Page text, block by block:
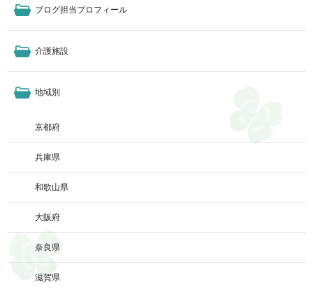
ブログ担当プロフィール
介護施設
地域別
京都府
兵庫県
和歌山県
大阪府
奈良県
滋賀県